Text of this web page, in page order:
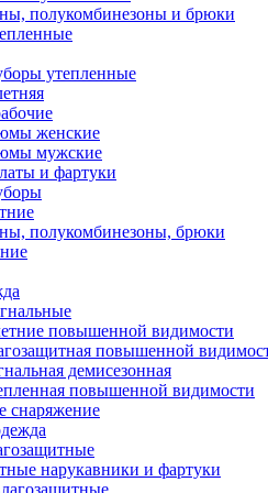
полукомбинезоны и брюки
утепленные
женские
мужские
и фартуки
полукомбинезоны, брюки
повышенной видимости
повышенной
демисезонная
повышенной видимости
снаряжение
нарукавники и фартуки